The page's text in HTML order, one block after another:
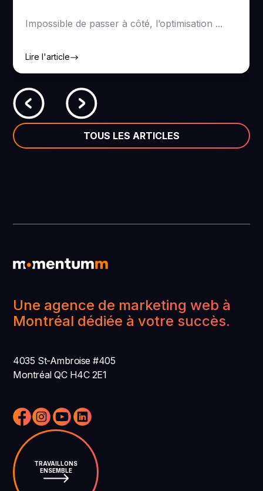
Impossible de passer à côté, l’optimisation ...
Lire l'article
TOUS LES ARTICLES
Une agence de marketing web à
Montréal dédiée à votre succès.
4035 St-Ambroise #405
Montréal QC H4C 2E1
TRAVAILLONS
ENSEMBLE